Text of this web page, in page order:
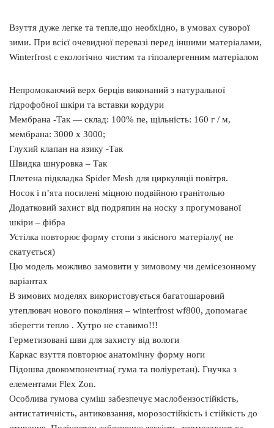
Взуття дуже легке та тепле,що необхідно, в умовах суворої
зими. При всієї очевидної перевазі перед іншими матеріалами,
Winterfrost є екологічно чистим та гіпоалергенним матеріалом
Непромокаючий верх берців виконаний з натуральної
гідрофобної шкіри та вставки кордури
Мембрана -Так — склад: 100% пе, щільність: 160 г / м,
мембрана: 3000 х 3000;
Глухий клапан на язику -Так
Швидка шнуровка – Так
Плетена підкладка Spider Mesh для циркуляції повітря.
Носок і п’ята посилені міцною подвійною гранітолью
Додатковий захист від подряпин на носку з прогумованої
шкіри – фібра
Устілка повторює форму стопи з якісного матеріалу( не
скатується)
Цю модель можливо замовити у зимовому чи демісезонному
варіантах
В зимових моделях використовується багатошаровий
утеплювач нового покоління – winterfrost wf800, допомагає
зберегти тепло . Хутро не ставимо!!!
Герметизовані шви для захисту від вологи
Каркас взуття повторює анатомічну форму ноги
Підошва двокомпонентна( гума та поліуретан). Гнучка з
елементами Flex Zon.
Особлива гумова суміш забезпечує маслобензостійкість,
антистатичність, антиковзання, морозостійкість і стійкість до